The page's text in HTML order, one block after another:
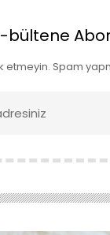
bültene
etmeyin. Spam